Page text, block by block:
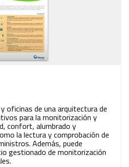
oficinas de una arquitectura de
para la monitorización y
confort, alumbrado y
la lectura y comprobación de
Además, puede
gestionado de monitorización